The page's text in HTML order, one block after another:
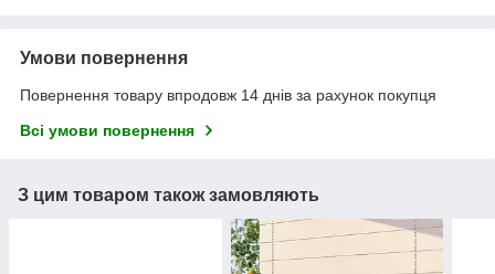
Умови повернення
Повернення товару впродовж 14 днів за рахунок покупця
Всі умови повернення
З цим товаром також замовляють